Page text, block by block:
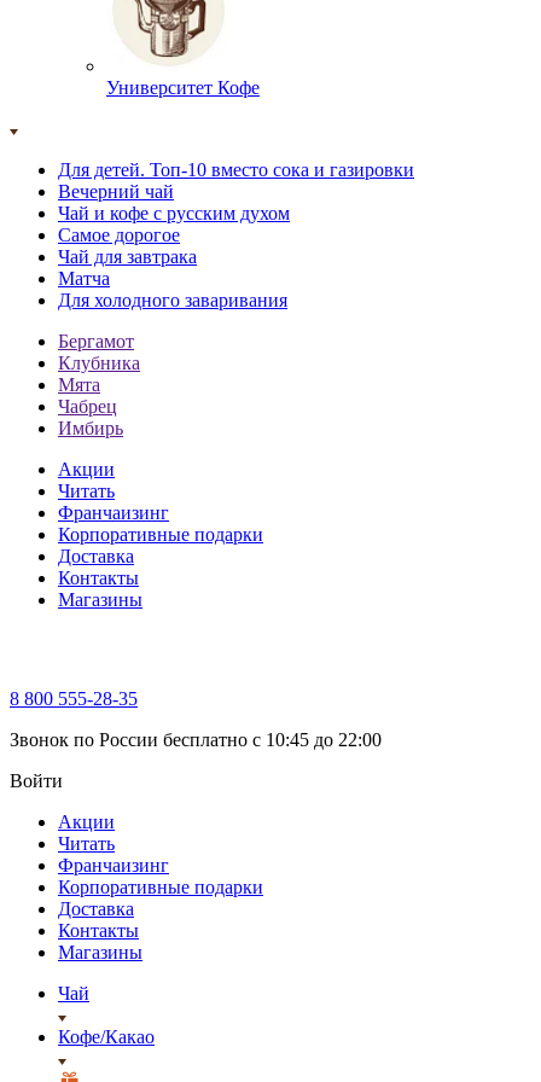
Университет Кофе
Для детей. Топ-10 вместо сока и газировки
Вечерний чай
Чай и кофе с русским духом
Самое дорогое
Чай для завтрака
Матча
Для холодного заваривания
Бергамот
Клубника
Мята
Чабрец
Имбирь
Акции
Читать
Франчаизинг
Корпоративные подарки
Доставка
Контакты
Магазины
8 800 555-28-35
Звонок по России бесплатно c 10:45 до 22:00
Войти
Акции
Читать
Франчаизинг
Корпоративные подарки
Доставка
Контакты
Магазины
Чай
Кофе/Какао